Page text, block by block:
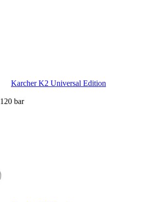
Karcher K2 Universal Edition
120 bar